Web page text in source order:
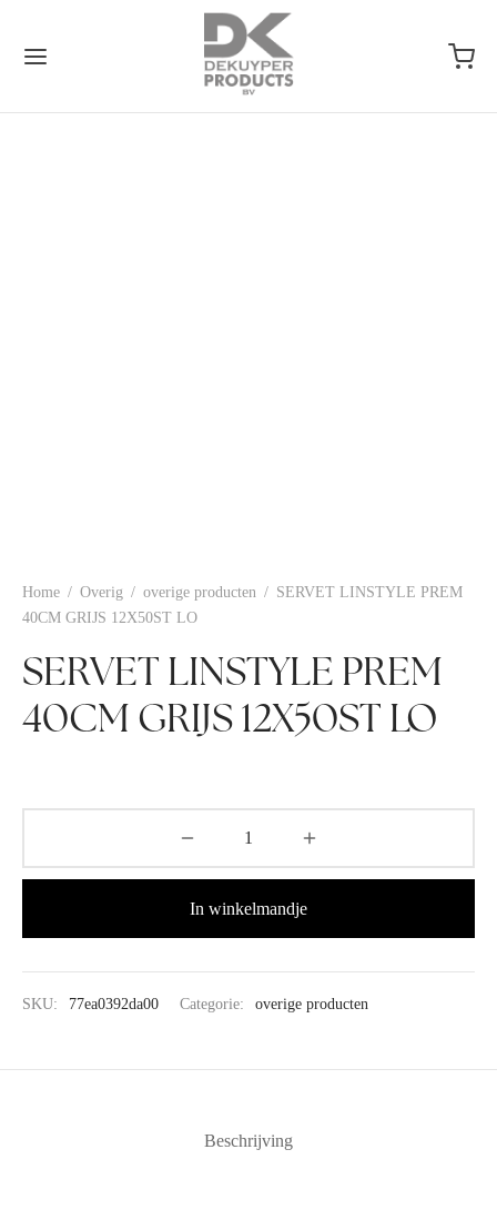
Home / Overig / overige producten / SERVET LINSTYLE PREM
40CM GRIJS 12X50ST LO
SERVET LINSTYLE PREM
40CM GRIJS 12X50ST LO
In winkelmandje
SKU: 77ea0392da00 Categorie: overige producten
Beschrijving